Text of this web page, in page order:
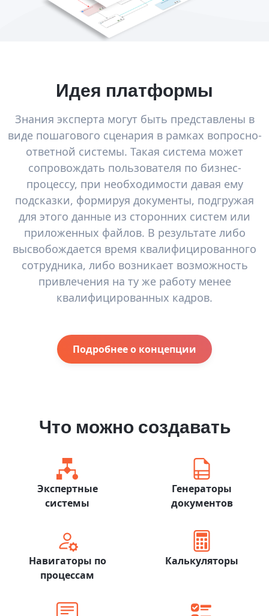
Идея платформы
Знания эксперта могут быть представлены в
виде пошагового сценария в рамках вопросно-
ответной системы. Такая система может
сопровождать пользователя по бизнес-
процессу, при необходимости давая ему
подсказки, формируя документы, подгружая
для этого данные из сторонних систем или
приложенных файлов. В результате либо
высвобождается время квалифицированного
сотрудника, либо возникает возможность
привлечения на ту же работу менее
квалифицированных кадров.
Подробнее о концепции
Что можно создавать
Экспертные
системы
Генераторы
документов
Навигаторы по
процессам
Калькуляторы